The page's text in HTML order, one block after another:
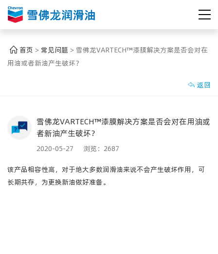
首页 > 常见问题 > 雪佛龙VARTECH™漆膜解决方案是否会对在
用油或者新油产生破坏？
 返回
雪佛龙VARTECH™漆膜解决方案是否会对在用油或
者新油产生破坏？
2020-05-27 浏览： 2687
该产品相容性高，对于绝大多数润滑油来说不会产生破坏作用，可
长期共存，为更换新油做好准备。